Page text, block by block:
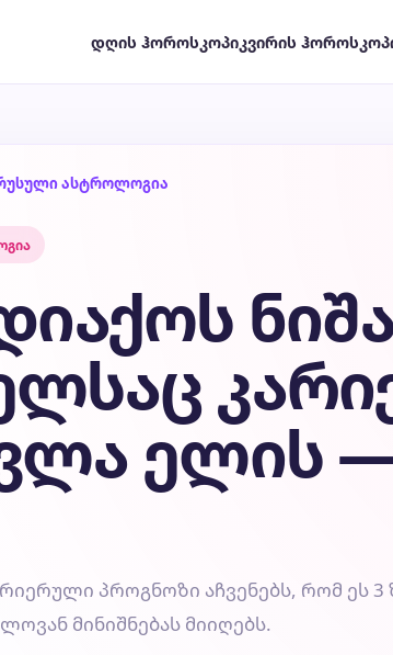
დღის ჰოროსკოპიკვირის
ასტროლოგია
ელის —
პროგნოზი აჩვენებს, რომ ეს 3
მინიშნებას მიიღებს.